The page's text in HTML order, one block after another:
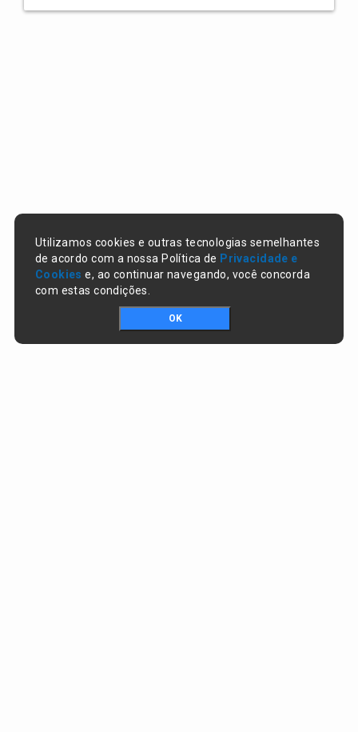
Utilizamos cookies e outras tecnologias semelhantes
de acordo com a nossa Política de Privacidade e
Cookies e, ao continuar navegando, você concorda
com estas condições.
OK